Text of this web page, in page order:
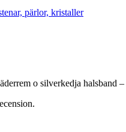
pärlor, kristaller
o silverkedja halsband